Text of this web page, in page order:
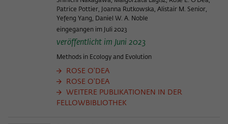
Patrice Pottier, Joanna Rutkowska, Alistair M. Senior,
Yefeng Yang, Daniel W. A. Noble
eingegangen im Juli 2023
veröffentlicht im Juni 2023
Methods in Ecology and Evolution
ROSE O'DEA
ROSE O'DEA
WEITERE PUBLIKATIONEN IN DER
FELLOWBIBLIOTHEK